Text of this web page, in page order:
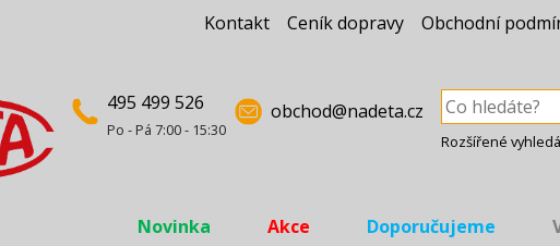
Kontakt Ceník dopravy Obchodní
495 499 526
Po - Pá 7:00 - 15:30
obchod@nadeta.cz
Rozšířené
Novinka Akce Doporučujeme